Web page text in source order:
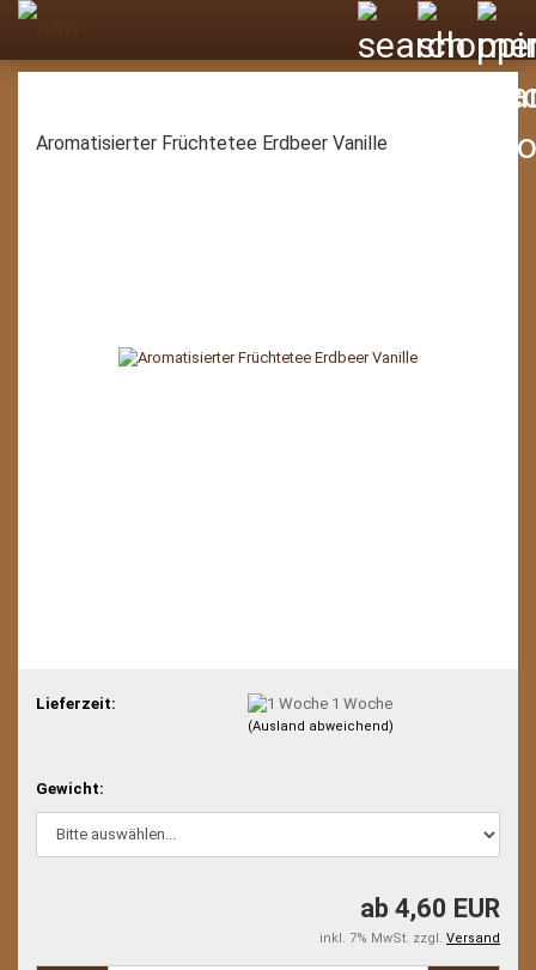
Aromatisierter Früchtetee Erdbeer Vanille
Lieferzeit: 1 Woche
(Ausland abweichend)
Gewicht:
ab 4,60 EUR
inkl. 7% MwSt. zzgl. Versand